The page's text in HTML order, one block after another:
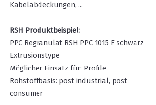
Kabelabdeckungen, ...
RSH Produktbeispiel:
PPC Regranulat RSH PPC 1015 E schwarz
Extrusionstype
Möglicher Einsatz für: Profile
Rohstoffbasis: post industrial, post
consumer